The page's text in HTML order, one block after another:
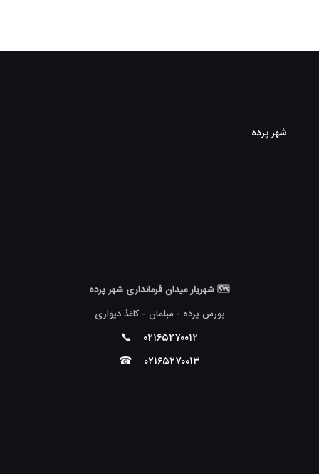
شهر پرده
🗺 شهریار میدان فرمانداری شهر پرده
بورس پرده - مبلمان - کاغذ دیواری
۰۲۱۶۵۲۷۰۰۱۲ 📞
۰۲۱۶۵۲۷۰۰۱۳ ☎